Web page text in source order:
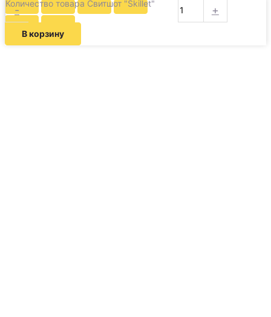
-
Количество товара Свитшот "Skillet"
+
В корзину